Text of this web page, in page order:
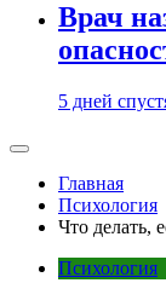
Врач
5 дней
Главная
Психология
Что делать,
Психология